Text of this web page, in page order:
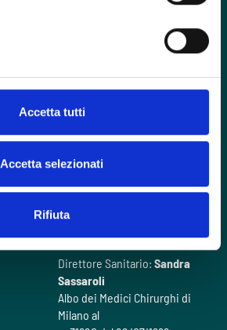
Accetta tutti
Accetta selezionati
RifiutaVideogallery
Direttore Sanitario: Sandra
Sassaroli
Albo dei Medici Chirurghi di
Milano al